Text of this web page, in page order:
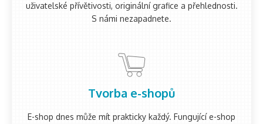
uživatelské přívětivosti, originální grafice a přehlednosti.
S námi nezapadnete.
Tvorba e-shopů
E-shop dnes může mít prakticky každý. Fungující e-shop